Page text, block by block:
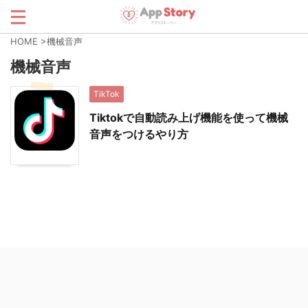
HOME >機械音声
機械音声
TikTok
Tiktokで自動読み上げ機能を使って機械
音声をつけるやり方